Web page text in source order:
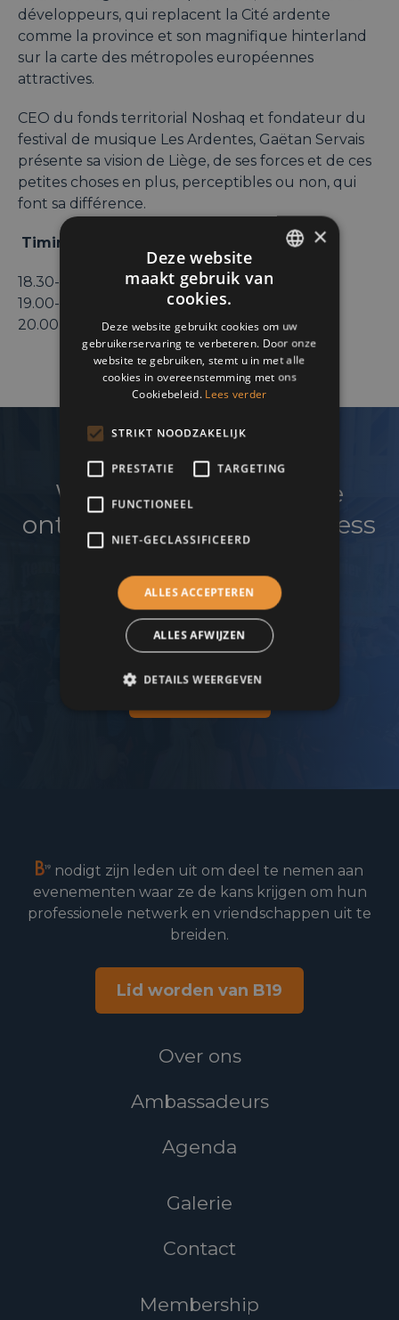
développeurs, qui replacent la Cité ardente
comme la province et son magnifique hinterland
sur la carte des métropoles européennes
attractives.
CEO du fonds territorial Noshaq et fondateur du
festival de musique Les Ardentes, Gaëtan Servais
présente sa vision de Liège, de ses forces et de ces
petites choses en plus, perceptibles ou non, qui
font sa différence.
Timing
18.30-19.00 : accueil
19.00-20.00 : conférence
20.00-21.00 : drink & networking
Wenst u uw netwerk te
ontwikkelen en uw business
te laten groeien?
Word lid van de B19 zakenkring!
nodigt zijn leden uit om deel te nemen aan
evenementen waar ze de kans krijgen om hun
professionele netwerk en vriendschappen uit te
breiden.
Lid worden van B19
Over ons
Ambassadeurs
Agenda
Galerie
Contact
Membership
ENGLISH
DUTCH
×
Deze website
maakt gebruik van
cookies.
Deze website gebruikt cookies om uw
gebruikerservaring te verbeteren. Door onze
website te gebruiken, stemt u in met alle
cookies in overeenstemming met ons
Cookiebeleid. Lees verder
STRIKT NOODZAKELIJK
PRESTATIE TARGETING
FUNCTIONEEL
NIET-GECLASSIFICEERD
ALLES ACCEPTEREN
ALLES AFWIJZEN
DETAILS WEERGEVEN